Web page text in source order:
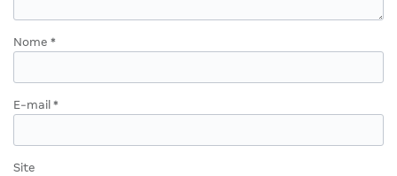
Nome *
E-mail *
Site